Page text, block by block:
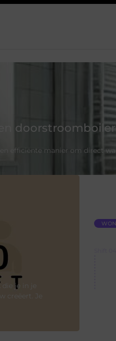
doorstroomboiler
efficiënte manier om direct
je in je
creëert. Je